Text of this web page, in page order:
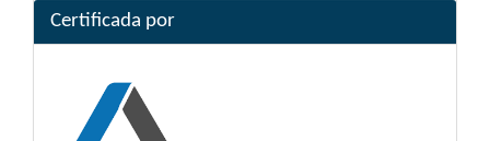
Certificada por